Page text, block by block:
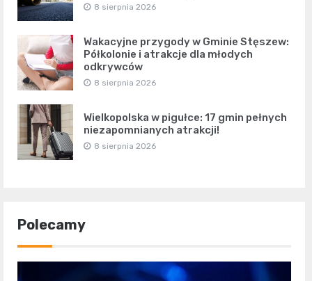
8 sierpnia 2026
Wakacyjne przygody w Gminie Stęszew:
Półkolonie i atrakcje dla młodych
odkrywców
8 sierpnia 2026
Wielkopolska w pigułce: 17 gmin pełnych
niezapomnianych atrakcji!
8 sierpnia 2026
Polecamy